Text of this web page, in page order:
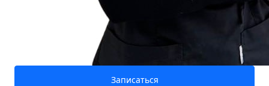
Записаться